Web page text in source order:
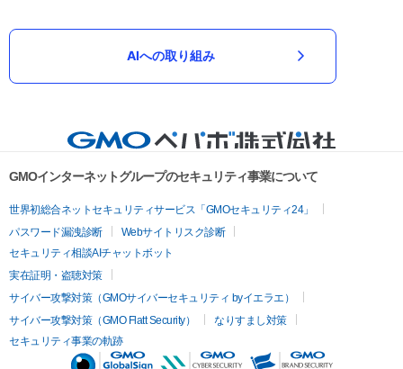
AIへの取り組み
GMOインターネットグループのセキュリティ事業について
世界初総合ネットセキュリティサービス「GMOセキュリティ24」
パスワード漏洩診断
Webサイトリスク診断
セキュリティ相談AIチャットボット
実在証明・盗聴対策
サイバー攻撃対策（GMOサイバーセキュリティ byイエラエ）
サイバー攻撃対策（GMO Flatt Security）
なりすまし対策
セキュリティ事業の軌跡